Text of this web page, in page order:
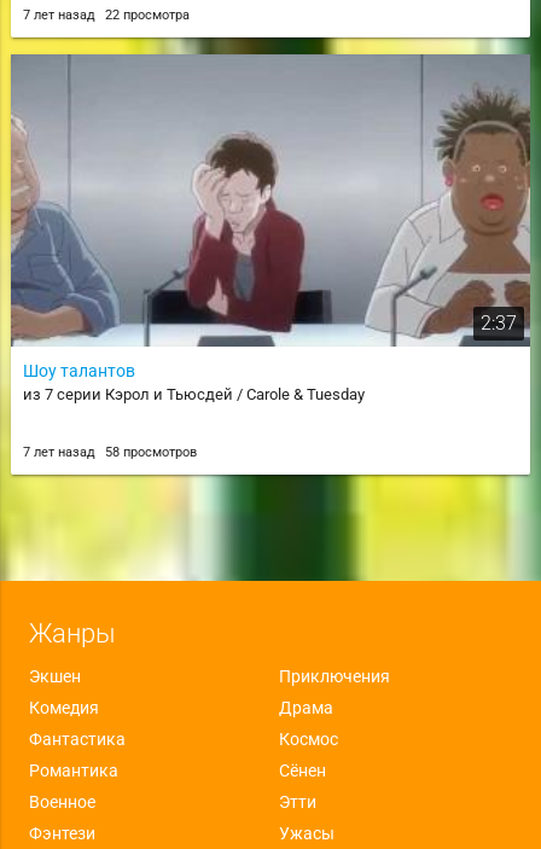
7 лет назад 22 просмотра
2:37
Шоу талантов
из 7 серии Кэрол и Тьюсдей / Carole & Tuesday
7 лет назад 58 просмотров
Жанры
Экшен
Приключения
Комедия
Драма
Фантастика
Космос
Романтика
Сёнен
Военное
Этти
Фэнтези
Ужасы